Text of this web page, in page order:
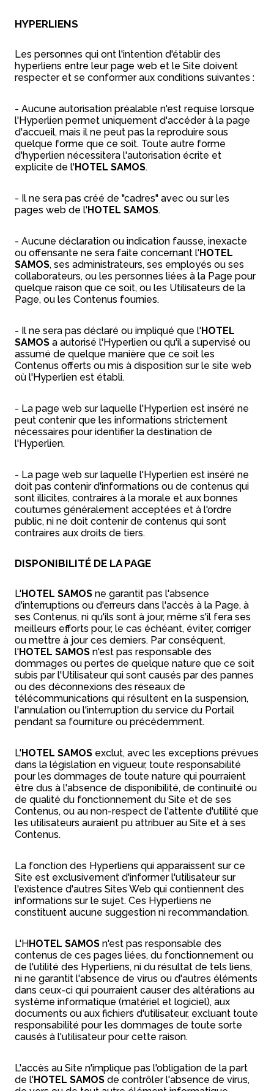
HYPERLIENS
Les personnes qui ont l'intention d'établir des
hyperliens entre leur page web et le Site doivent
respecter et se conformer aux conditions suivantes :
- Aucune autorisation préalable n'est requise lorsque
l'Hyperlien permet uniquement d'accéder à la page
d'accueil, mais il ne peut pas la reproduire sous
quelque forme que ce soit. Toute autre forme
d'hyperlien nécessitera l'autorisation écrite et
explicite de l'HOTEL SAMOS.
- Il ne sera pas créé de "cadres" avec ou sur les
pages web de l'HOTEL SAMOS.
- Aucune déclaration ou indication fausse, inexacte
ou offensante ne sera faite concernant l'HOTEL
SAMOS, ses administrateurs, ses employés ou ses
collaborateurs, ou les personnes liées à la Page pour
quelque raison que ce soit, ou les Utilisateurs de la
Page, ou les Contenus fournies.
- Il ne sera pas déclaré ou impliqué que l'HOTEL
SAMOS a autorisé l'Hyperlien ou qu'il a supervisé ou
assumé de quelque manière que ce soit les
Contenus offerts ou mis à disposition sur le site web
où l'Hyperlien est établi.
- La page web sur laquelle l'Hyperlien est inséré ne
peut contenir que les informations strictement
nécessaires pour identifier la destination de
l'Hyperlien.
- La page web sur laquelle l'Hyperlien est inséré ne
doit pas contenir d'informations ou de contenus qui
sont illicites, contraires à la morale et aux bonnes
coutumes généralement acceptées et à l'ordre
public, ni ne doit contenir de contenus qui sont
contraires aux droits de tiers.
DISPONIBILITÉ DE LA PAGE
L'HOTEL SAMOS ne garantit pas l'absence
d'interruptions ou d'erreurs dans l'accès à la Page, à
ses Contenus, ni qu'ils sont à jour, même s'il fera ses
meilleurs efforts pour, le cas échéant, éviter, corriger
ou mettre à jour ces derniers. Par conséquent,
l'HOTEL SAMOS n'est pas responsable des
dommages ou pertes de quelque nature que ce soit
subis par l'Utilisateur qui sont causés par des pannes
ou des déconnexions des réseaux de
télécommunications qui résultent en la suspension,
l'annulation ou l'interruption du service du Portail
pendant sa fourniture ou précédemment.
L'HOTEL SAMOS exclut, avec les exceptions prévues
dans la législation en vigueur, toute responsabilité
pour les dommages de toute nature qui pourraient
être dus à l'absence de disponibilité, de continuité ou
de qualité du fonctionnement du Site et de ses
Contenus, ou au non-respect de l'attente d'utilité que
les utilisateurs auraient pu attribuer au Site et à ses
Contenus.
La fonction des Hyperliens qui apparaissent sur ce
Site est exclusivement d'informer l'utilisateur sur
l'existence d'autres Sites Web qui contiennent des
informations sur le sujet. Ces Hyperliens ne
constituent aucune suggestion ni recommandation.
L'H HOTEL SAMOS n'est pas responsable des
contenus de ces pages liées, du fonctionnement ou
de l'utilité des Hyperliens, ni du résultat de tels liens,
ni ne garantit l'absence de virus ou d'autres éléments
dans ceux-ci qui pourraient causer des altérations au
système informatique (matériel et logiciel), aux
documents ou aux fichiers d'utilisateur, excluant toute
responsabilité pour les dommages de toute sorte
causés à l'utilisateur pour cette raison.
L'accès au Site n'implique pas l'obligation de la part
de l'HOTEL SAMOS de contrôler l'absence de virus,